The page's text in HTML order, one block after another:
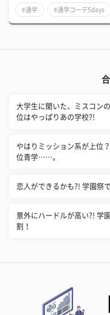
#通学 #通学コーデ5days
大学生に聞いた、ミスコン
位はやっぱりあの学校?!
やはりミッション系が上位
位青学……。
恋人ができるかも?! 学園祭
意外にハードルが高い?! 学
割！